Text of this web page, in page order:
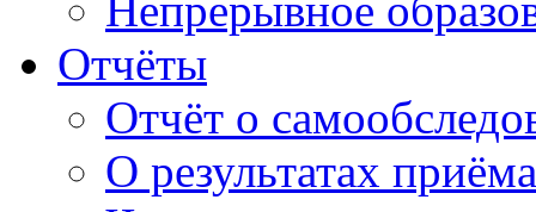
Непрерывное
Отчёты
Отчёт о
О результатах приёма